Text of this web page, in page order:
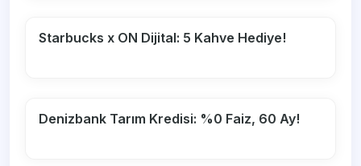
Starbucks x ON Dijital: 5 Kahve Hediye!
Denizbank Tarım Kredisi: %0 Faiz, 60 Ay!